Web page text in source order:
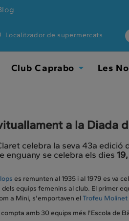
Localitzador de supermercats
Club Caprabo Les
a la Diada
celebra la seva 43a
enguany se celebra els dies
es remunten al 1935 i al 1979 es va
equips femenins al club. El primer
a Mini, s'emportaven elTrofeu
amb 30 equips més l'Escola de